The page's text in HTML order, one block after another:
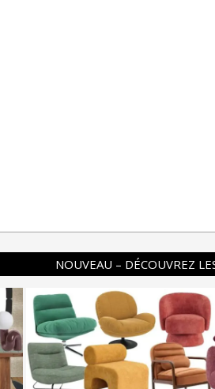
NOUVEAU – DÉCOUVREZ